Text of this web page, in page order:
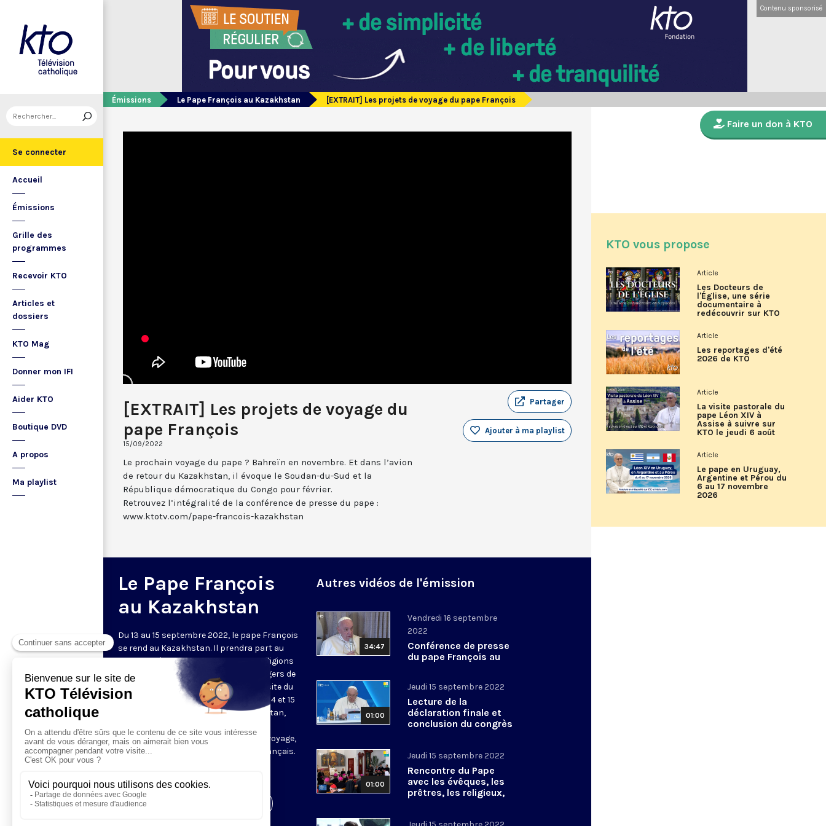
Se connecter
Accueil
Émissions
Grille des
programmes
Recevoir KTO
Articles et
dossiers
KTO Mag
Donner mon IFI
Aider KTO
Boutique DVD
A propos
Ma playlist
Contenu sponsorisé
Émissions Le Pape François au Kazakhstan [EXTRAIT] Les projets de voyage du pape François
[EXTRAIT] Les projets de voyage du
pape François
15/09/2022
Partager
Ajouter à ma playlist
Le prochain voyage du pape ? Bahreïn en novembre. Et dans l’avion
de retour du Kazakhstan, il évoque le Soudan-du-Sud et la
République démocratique du Congo pour février.
Retrouvez l’intégralité de la conférence de presse du pape :
www.ktotv.com/pape-francois-kazakhstan
Le Pape François
au Kazakhstan
Du 13 au 15 septembre 2022, le pape François
se rend au Kazakhstan. Il prendra part au
VIIe Congrès des responsables des religions
mondiales et traditionnelles. « Messagers de
paix et d’unité », voilà la devise de la visite du
pape François au Kazakhstan. Les 13, 14 et 15
septembre, le Saint-Père est à Nur-Sultan,
Kazakhstan. Retrouvez les étapes du voyage,
les flashs et les directs, traduits en français.
Visiter la page de l'émission
Autres vidéos de l'émission
34:47
Vendredi 16 septembre
2022
Conférence de presse
du pape François au
01:00
Jeudi 15 septembre 2022
Lecture de la
déclaration finale et
conclusion du congrès
01:00
Jeudi 15 septembre 2022
Rencontre du Pape
avec les évêques, les
prêtres, les religieux,
Faire un don à KTO
KTO vous propose
Article
Les Docteurs de
l'Église, une série
documentaire à
redécouvrir sur KTO
Article
Les reportages d'été
2026 de KTO
Article
La visite pastorale du
pape Léon XIV à
Assise à suivre sur
KTO le jeudi 6 août
Article
Le pape en Uruguay,
Argentine et Pérou du
6 au 17 novembre
2026